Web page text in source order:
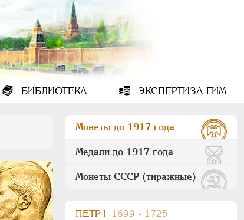
БИБЛИОТЕКА ЭКСПЕРТИЗА ГИМ
Монеты до 1917 года
Медали до 1917 года
Монеты СССР (тиражные)
ПEТР I 1699 - 1725